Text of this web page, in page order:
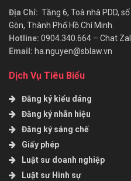
Địa Chỉ: Tầng 6, Toà nhà PDD,
Gòn, Thành Phố Hồ Chí Minh.
Hotline: 0904.340.664 – Chat
Email: ha.nguyen@sblaw.vn
Dịch Vụ Tiêu Biểu
Đăng ký kiểu dáng
Đăng ký nhãn hiệu
Đăng ký sáng chế
Giấy phép
Luật sư doanh nghiệp
Luật sư Hình sự